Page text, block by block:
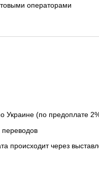
операторами
Украине (по предоплате
происходит через